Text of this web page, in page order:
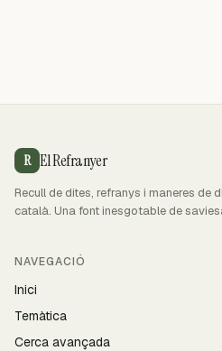
R El Refranyer
Recull de dites, refranys i maneres de
català. Una font inesgotable de
NAVEGACIÓ
Inici
Temàtica
Cerca avançada